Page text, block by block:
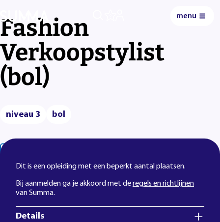
menu
Fashion
Verkoopstylist
(bol)
niveau 3 bol
Dit is een opleiding met een beperkt aantal plaatsen.
Bij aanmelden ga je akkoord met deregels en richtlijnen
van Summa.
Details